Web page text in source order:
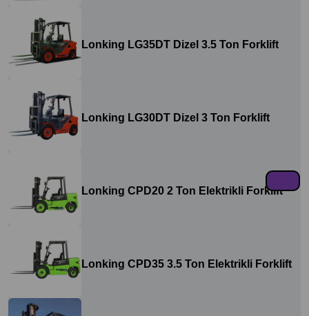
Lonking LG35DT Dizel 3.5 Ton Forklift
Lonking LG30DT Dizel 3 Ton Forklift
Lonking CPD20 2 Ton Elektrikli Forklift
Lonking CPD35 3.5 Ton Elektrikli Forklift